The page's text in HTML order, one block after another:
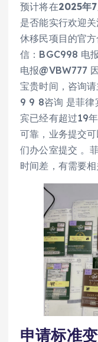
预计将在2025年7
是否能实行欢迎
休移民项目的官
信：BGC998 电
电报@VBW777
宝贵时间，咨询
9 9 8咨询 是菲律
宾已经有超过19
可靠，业务提交
们办公室提交 。
时间差，有需要
申请标准